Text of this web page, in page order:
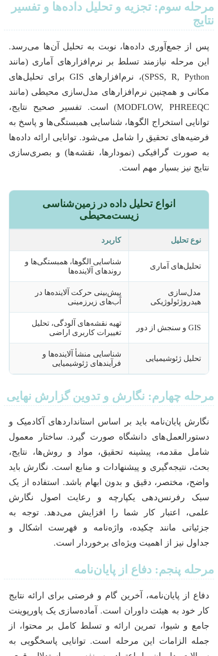
مرحله سوم: تجزیه و تحلیل داده‌ها و تفسیر
نتایج
پس از جمع‌آوری داده‌ها، نوبت به تحلیل آن‌ها می‌رسد.
این مرحله نیازمند تسلط بر نرم‌افزارهای آماری (مانند
SPSS, R, Python)، نرم‌افزارهای GIS برای تحلیل‌های
مکانی و همچنین نرم‌افزارهای مدل‌سازی محیطی (مانند
MODFLOW, PHREEQC) است. تفسیر صحیح نتایج،
توانایی استخراج الگوها، شناسایی همبستگی‌ها و پاسخ به
فرضیه‌های تحقیق را شامل می‌شود. توانایی ارائه داده‌ها
به صورت گرافیکی (نمودارها، نقشه‌ها) و بصری‌سازی
نتایج نیز بسیار مهم است.
انواع تحلیل داده در زمین‌شناسی
زیست‌محیطی
نوع تحلیل کاربرد
تحلیل‌های آماری
شناسایی الگوها، همبستگی‌ها و
روندهای آلاینده‌ها
مدل‌سازی
هیدروژئولوژیکی
پیش‌بینی حرکت آلاینده‌ها در
آب‌های زیرزمینی
GIS و سنجش از دور
تهیه نقشه‌های آلودگی، تحلیل
تغییرات کاربری اراضی
تحلیل ژئوشیمیایی
شناسایی منشأ آلاینده‌ها و
فرآیندهای ژئوشیمیایی
مرحله چهارم: نگارش و تدوین گزارش نهایی
نگارش پایان‌نامه باید بر اساس استانداردهای آکادمیک و
دستورالعمل‌های دانشگاه صورت گیرد. ساختار معمول
شامل مقدمه، پیشینه تحقیق، مواد و روش‌ها، نتایج،
بحث، نتیجه‌گیری و پیشنهادات و منابع است. نگارش باید
واضح، مختصر، دقیق و بدون ابهام باشد. استفاده از یک
سبک رفرنس‌دهی یکپارچه و رعایت اصول نگارش
علمی، اعتبار کار شما را افزایش می‌دهد. توجه به
جزئیاتی مانند چکیده، واژه‌نامه و فهرست اشکال و
جداول نیز از اهمیت ویژه‌ای برخوردار است.
مرحله پنجم: دفاع از پایان‌نامه
دفاع از پایان‌نامه، آخرین گام و فرصتی برای ارائه نتایج
کار خود به هیئت داوران است. آماده‌سازی یک پاورپوینت
جامع و شیوا، تمرین ارائه و تسلط کامل بر محتوا، از
جمله الزامات این مرحله است. توانایی پاسخگویی به